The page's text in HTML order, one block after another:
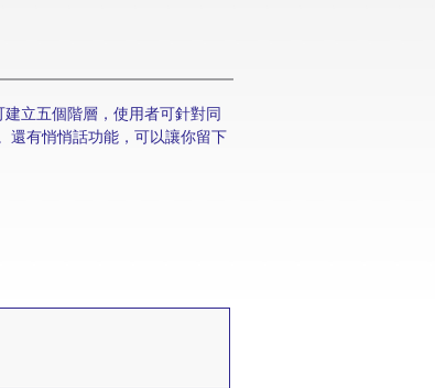
立五個階層，使用者可針對同
還有悄悄話功能，可以讓你留下